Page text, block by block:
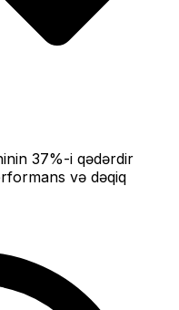
37%-i qədərdir
və dəqiq